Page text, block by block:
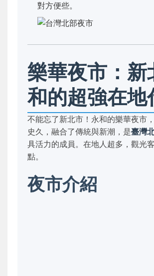
對方便些。
樂華夜市：新
和的超強在地
不能忘了新北市！永和的樂華夜市
史久，融合了傳統與新潮，是臺灣
具活力的成員。在地人超多，觀光
點。
夜市介紹